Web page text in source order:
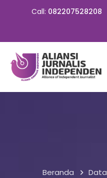
Call: 082207528208
Beranda Data